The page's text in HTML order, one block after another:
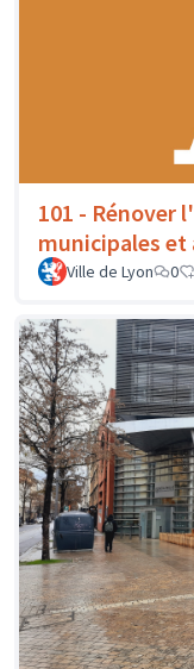
101 - Rénover
municipales et
Ville de Lyon 0